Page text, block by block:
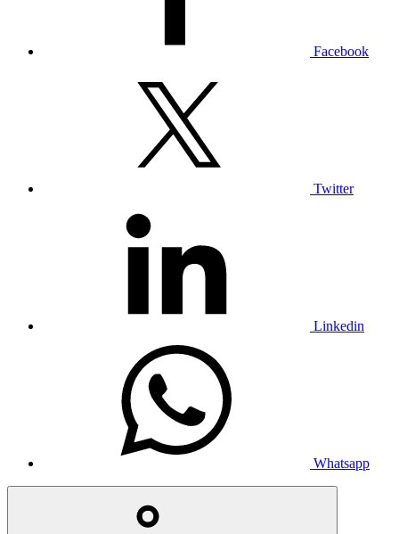
Facebook
Twitter
Linkedin
Whatsapp